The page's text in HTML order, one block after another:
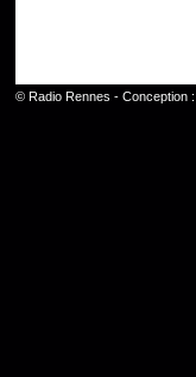
© Radio Rennes - Conception :